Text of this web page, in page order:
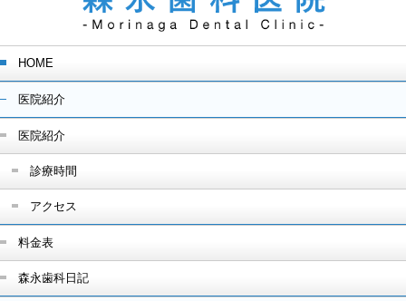
HOME
医院紹介
医院紹介
診療時間
アクセス
料金表
森永歯科日記